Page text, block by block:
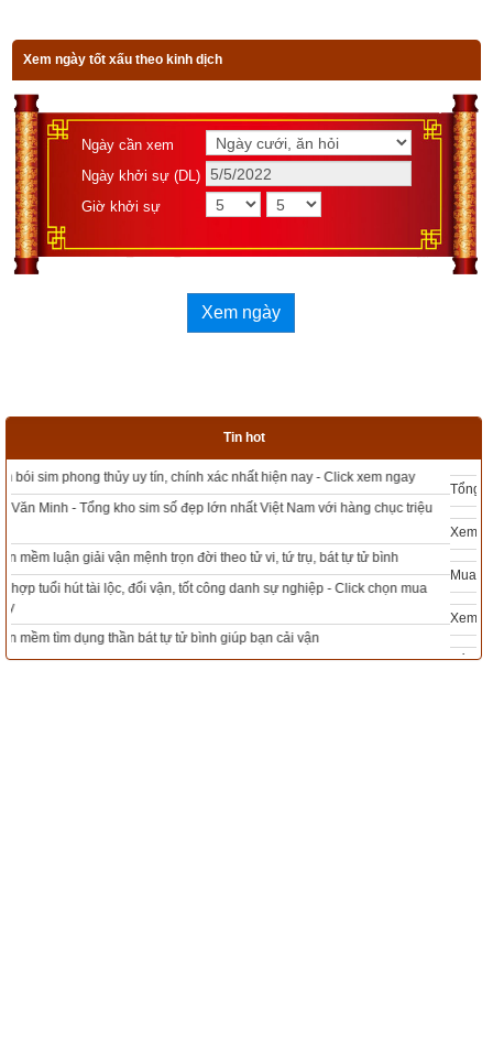
Xem ngày tốt xấu theo kinh dịch
Ngày cần xem
Ngày khởi sự (DL)
Giờ khởi sự
Xem ngày
Tin hot
Tổng kho sim phong thủy - Sim hợp tuổi - Sim hợp mệnh giá rẻ nhất thị trường
Mua sim Thần tài, Thần tài theo bạn! Giao sim miễn phí
Xem ngày đẹp - chọn ngày tốt khởi sự theo kinh dịch chính xác nhất
Tổng Kho Sim Năm sinh 0x - 9x - 8x -7x -6x giá rẻ nhất thị trường - Click xem